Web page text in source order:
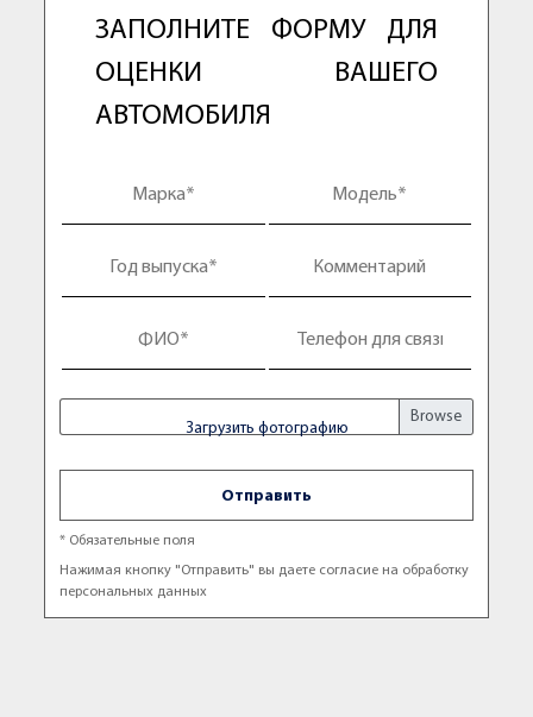
ЗАПОЛНИТЕ ФОРМУ ДЛЯ
ОЦЕНКИ ВАШЕГО
АВТОМОБИЛЯ
Загрузить фотографию
Отправить
* Обязательные поля
Нажимая кнопку "Отправить" вы даете согласие на обработку
персональных данных